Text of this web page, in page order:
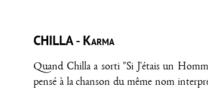
CHILLA - Karma
Quand Chilla a sorti "Si J'étais un
pensé à la chanson du même nom